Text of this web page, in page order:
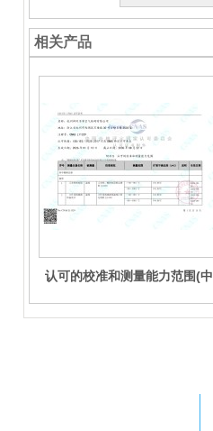
相关产品
认可的校准和测量能力范围(中